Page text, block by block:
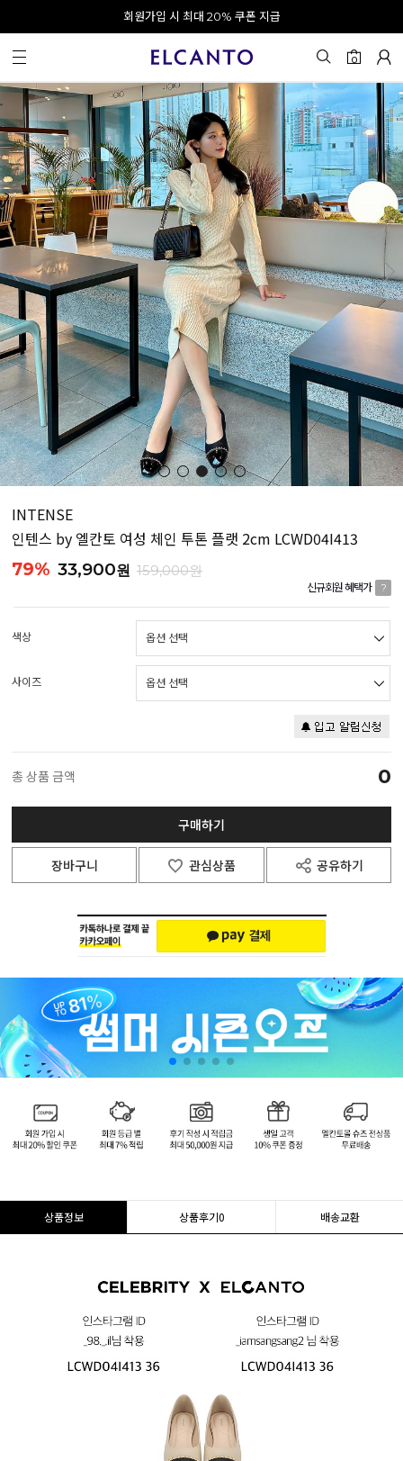
오전 10시 이전 결제 완료 시 오늘 출발!
회원가입 시 최대 20% 쿠폰 지급
카카오 채널 추가 시 10% 쿠폰 증정
0
INTENSE
인텐스 by 엘칸토 여성 체인 투톤 플랫 2cm LCWD04I413
79% 33,900원 159,000원
신규회원 혜택가 ?
색상
사이즈
총 상품 금액 0
구매하기
장바구니 관심상품 공유하기
상품정보 상품후기0 배송교환